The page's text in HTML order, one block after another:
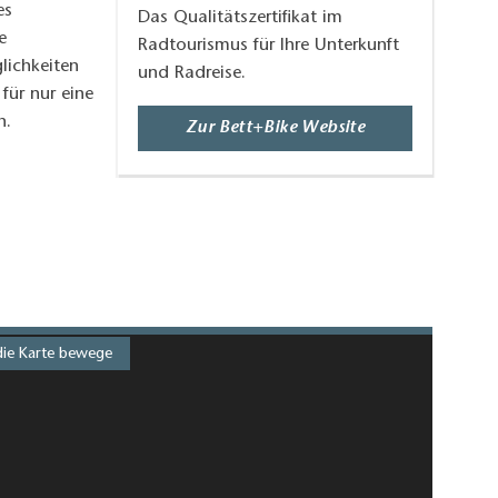
Das Qualitätszertifikat im
Radtourismus für Ihre Unterkunft
und Radreise.
Zur Bett+Bike Website
nur eine
Karte bewege